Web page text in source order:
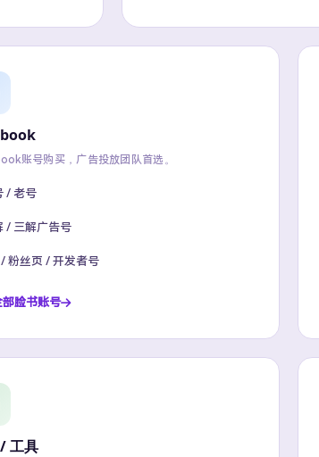
账号购买，广告投放团队首选。
/ 老号
/ 三解广告号
/ 粉丝页 / 开发者号
部脸书账号
工具